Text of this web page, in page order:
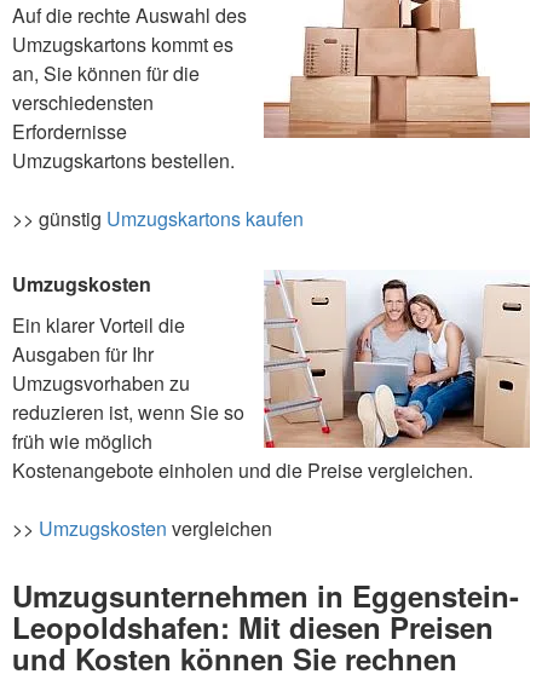
Auf die rechte Auswahl des
Umzugskartons kommt es
an, Sie können für die
verschiedensten
Erfordernisse
Umzugskartons bestellen.
>> günstig Umzugskartons kaufen
Umzugskosten
Ein klarer Vorteil die
Ausgaben für Ihr
Umzugsvorhaben zu
reduzieren ist, wenn Sie so
früh wie möglich
Kostenangebote einholen und die Preise vergleichen.
>> Umzugskosten vergleichen
Umzugsunternehmen in Eggenstein-
Leopoldshafen: Mit diesen Preisen
und Kosten können Sie rechnen